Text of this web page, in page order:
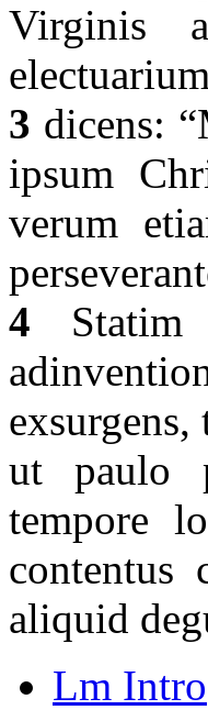
Virginis
3 dicens:
ipsum
verum
4 Statim
ut paulo
tempore
contentus
aliquid
Lm Intro